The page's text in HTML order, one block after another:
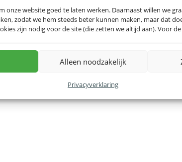
onze website goed te laten werken. Daarnaast willen we
zodat we hem steeds beter kunnen maken, maar dat
zijn nodig voor de site (die zetten we altijd aan). Voor
Alleen noodzakelijk
Privacyverklaring